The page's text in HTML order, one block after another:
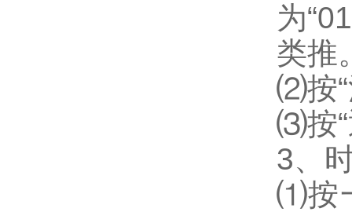
为
类推
⑵按“
⑶按“
3、
⑴按